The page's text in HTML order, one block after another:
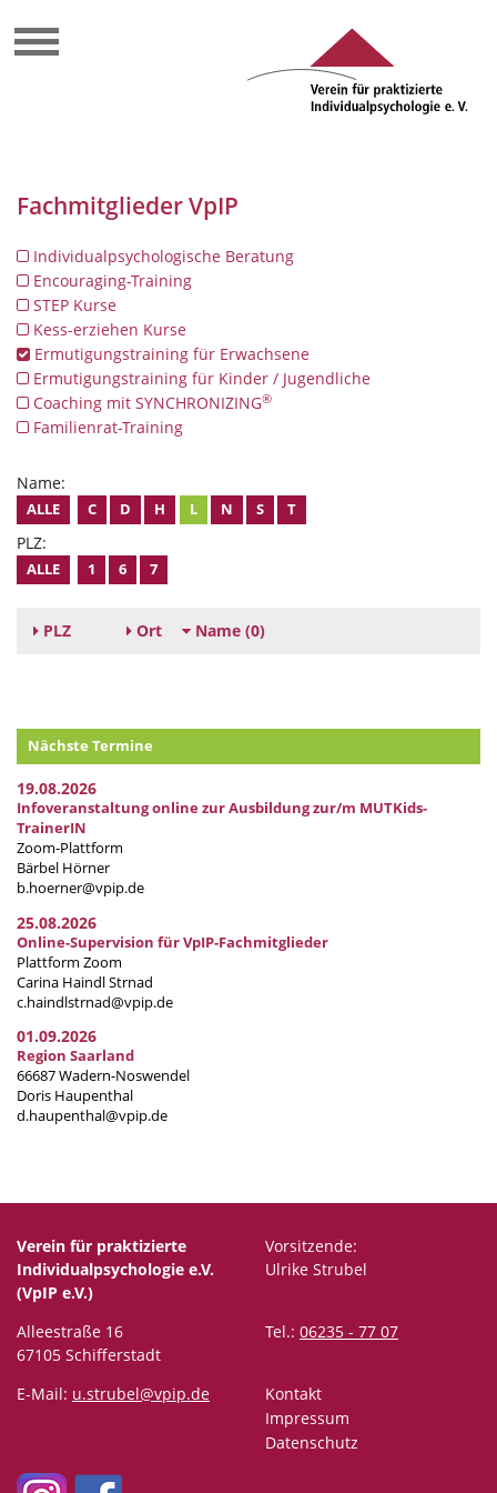
Fachmitglieder VpIP
Individualpsychologische Beratung
Encouraging-Training
STEP Kurse
Kess-erziehen Kurse
Ermutigungstraining für Erwachsene
Ermutigungstraining für Kinder / Jugendliche
Coaching mit SYNCHRONIZING®
Familienrat-Training
Name:
ALLE C D H L N S T
PLZ:
ALLE 1 6 7
PLZ Ort Name (0)
Nächste Termine
19.08.2026
Infoveranstaltung online zur Ausbildung zur/m MUTKids-
TrainerIN
Zoom-Plattform
Bärbel Hörner
b.hoerner@vpip.de
25.08.2026
Online-Supervision für VpIP-Fachmitglieder
Plattform Zoom
Carina Haindl Strnad
c.haindlstrnad@vpip.de
01.09.2026
Region Saarland
66687 Wadern-Noswendel
Doris Haupenthal
d.haupenthal@vpip.de
Verein für praktizierte
Individualpsychologie e.V.
(VpIP e.V.)
Vorsitzende:
Ulrike Strubel
Alleestraße 16
67105 Schifferstadt
Tel.: 06235 - 77 07
E-Mail: u.strubel@vpip.de
Kontakt
Impressum
Datenschutz